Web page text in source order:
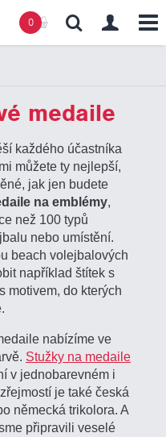
0
medaile
každého účastníka
můžete ty nejlepší,
jak jen budete
na emblémy,
než 100 typů
nebo umístění.
beach volejbalových
například štítek s
motivem, do kterých
nabízíme ve
Stužky na medaile
v jednobarevném i
je také česká
německá trikolora. A
připravili veselé